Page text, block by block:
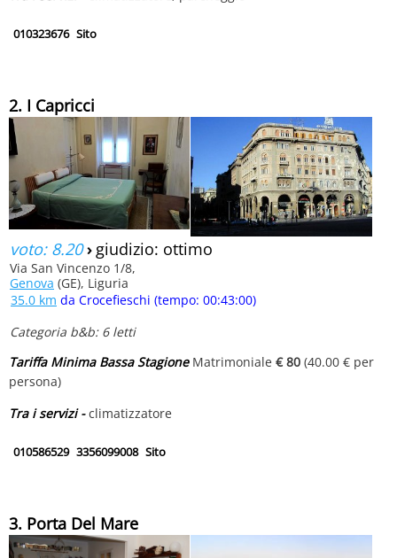
010323676 Sito
2. I Capricci
voto: 8.20› giudizio: ottimo
Via San Vincenzo 1/8,
Genova (GE), Liguria
35.0 km da Crocefieschi (tempo: 00:43:00)
Categoria b&b: 6 letti
Tariffa Minima Bassa StagioneMatrimoniale € 80 (40.00 € per
persona)
Tra i servizi -climatizzatore
010586529 3356099008 Sito
3. Porta Del Mare